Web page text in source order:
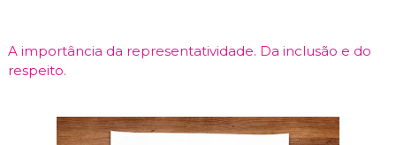
A importância da representatividade. Da inclusão e do
respeito.